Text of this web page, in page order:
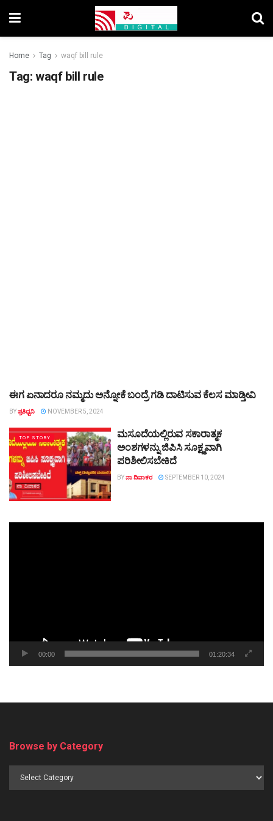
Home Tag waqf bill rule
Tag: waqf bill rule
TOP STORY
ಈಗ ಏನಾದರೂ ನಮ್ಮದು ಅನ್ನೋಕೆ ಬಂದ್ರೆ ಗಡಿ ದಾಟಿಸುವ ಕೆಲಸ ಮಾಡ್ತೀವಿ
BYಪ್ರತಿಧ್ವನಿ NOVEMBER 5, 2024
TOP STORY
ಮಸೂದೆಯಲ್ಲಿರುವ ಸಕಾರಾತ್ಮಕ
ಅಂಶಗಳನ್ನು ಜಿಪಿಸಿ ಸೂಕ್ಷ್ಮವಾಗಿ
ಪರಿಶೀಲಿಸಬೇಕಿದೆ
BYನಾ ದಿವಾಕರ SEPTEMBER 10, 2024
00:00 01:20:34
Browse by Category